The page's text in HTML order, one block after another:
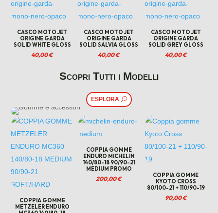
CASCO MOTO JET
ORIGINE GARDA
SOLID WHITE GLOSS
40,00€
CASCO MOTO JET
ORIGINE GARDA
SOLID SALVIA GLOSS
40,00€
CASCO MOTO JET
ORIGINE GARDA
SOLID GREY GLOSS
40,00€
Scopri Tutti i Modelli
ESPLORA
COPPIA GOMME
METZELER ENDURO
COPPIA GOMME
ENDURO MICHELIN
140/80-18 90/90-21
MEDIUM PROMO
200,00€
COPPIA GOMME
KYOTO CROSS
80/100-21 + 110/90-19
90,00€